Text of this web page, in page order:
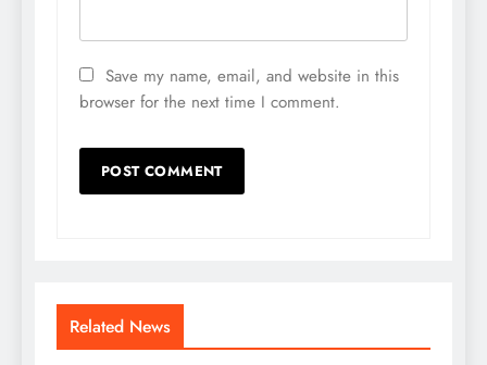
Save my name, email, and website in this
browser for the next time I comment.
Related News